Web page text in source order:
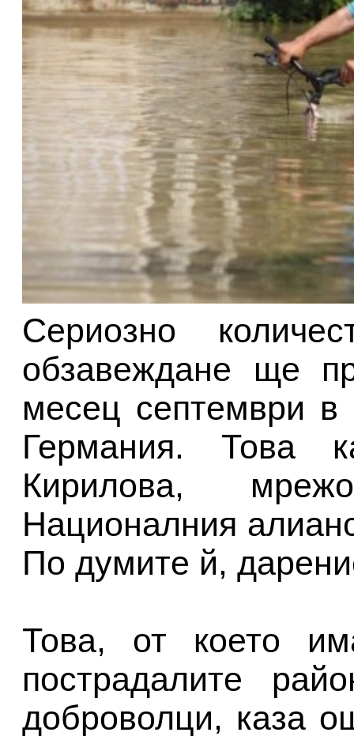
Сериозно
обзавеждане ще
месец септември
Германия. Това
Кирилова,
Националния
По думите й,
Това, от което
пострадалите
доброволци, каза